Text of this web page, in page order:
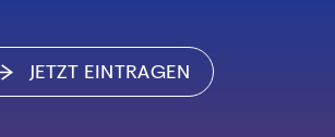
JETZT EINTRAGEN